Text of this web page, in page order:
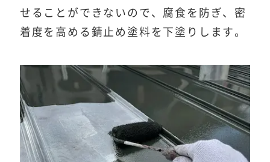
せることができないので、腐食を防ぎ、密
着度を高める錆止め塗料を下塗りします。